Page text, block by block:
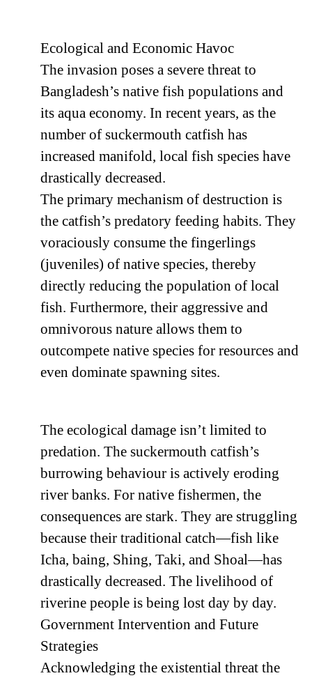
Ecological and Economic Havoc
The invasion poses a severe threat to
Bangladesh’s native fish populations and
its aqua economy. In recent years, as the
number of suckermouth catfish has
increased manifold, local fish species have
drastically decreased.
The primary mechanism of destruction is
the catfish’s predatory feeding habits. They
voraciously consume the fingerlings
(juveniles) of native species, thereby
directly reducing the population of local
fish. Furthermore, their aggressive and
omnivorous nature allows them to
outcompete native species for resources and
even dominate spawning sites.
The ecological damage isn’t limited to
predation. The suckermouth catfish’s
burrowing behaviour is actively eroding
river banks. For native fishermen, the
consequences are stark. They are struggling
because their traditional catch—fish like
Icha, baing, Shing, Taki, and Shoal—has
drastically decreased. The livelihood of
riverine people is being lost day by day.
Government Intervention and Future
Strategies
Acknowledging the existential threat the